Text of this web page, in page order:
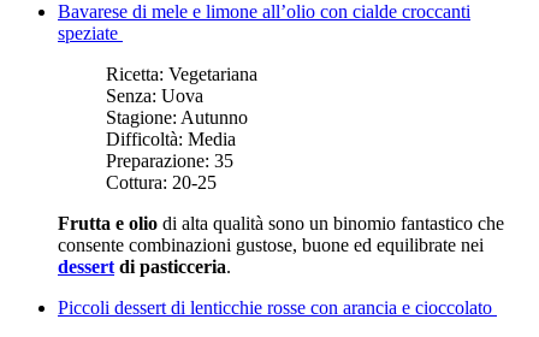
Bavarese di mele e limone all’olio con cialde croccanti
speziate
Ricetta: Vegetariana
Senza: Uova
Stagione: Autunno
Difficoltà: Media
Preparazione: 35
Cottura: 20-25
Frutta e olio di alta qualità sono un binomio fantastico che
consente combinazioni gustose, buone ed equilibrate nei
dessert di pasticceria.
Piccoli dessert di lenticchie rosse con arancia e cioccolato